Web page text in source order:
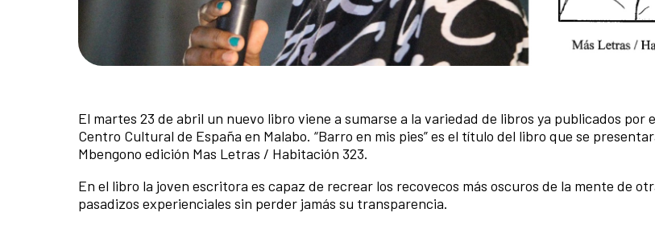
El martes 23 de abril un nuevo libro viene a sumarse a la variedad de libros ya publicados por
Centro Cultural de España en Malabo. “Barro en mis pies” es el título del libro que se
Mbengono edición Mas Letras / Habitación 323.
En el libro la joven escritora es capaz de recrear los recovecos más oscuros de la mente de
pasadizos experienciales sin perder jamás su transparencia.